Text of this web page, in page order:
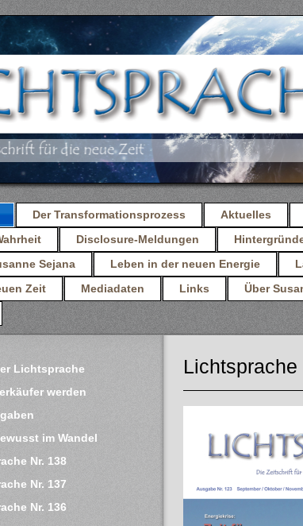
Der Transformationsprozess Aktuelles
Disclosure-Meldungen
Sejana
Leben in der neuen Energie
Zeit
Mediadaten Links Über
Lichtsprache
Lichtsprache
werden
im Wandel
Nr. 138
Nr. 137
Nr. 136